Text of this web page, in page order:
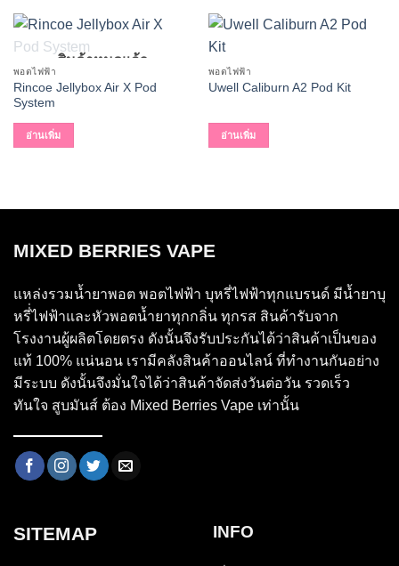
สินค้าหมดแล้ว
พอตไฟฟ้า
Rincoe Jellybox Air X Pod
System
อ่านเพิ่ม
พอตไฟฟ้า
Uwell Caliburn A2 Pod Kit
อ่านเพิ่ม
MIXED BERRIES VAPE
แหล่งรวมน้ำยาพอต พอตไฟฟ้า บุหรี่ไฟฟ้าทุกแบรนด์ มีน้ำยาบุ
หรี่่ไฟฟ้าและหัวพอตน้ำยาทุกกลิ่น ทุกรส สินค้ารับจาก
โรงงานผู้ผลิตโดยตรง ดังนั้นจึงรับประกันได้ว่าสินค้าเป็นของ
แท้ 100% แน่นอน เรามีคลังสินค้าออนไลน์ ที่ทำงานกันอย่าง
มีระบบ ดังนั้นจึงมั่นใจได้ว่าสินค้าจัดส่งวันต่อวัน รวดเร็ว
ทันใจ สูบมันส์ ต้อง Mixed Berries Vape เท่านั้น
SITEMAP INFO